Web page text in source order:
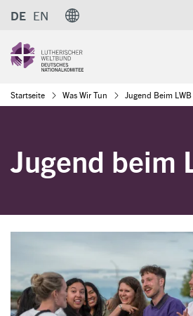
Direkt
zum
Inhalt
DE EN
Pfadnavigation
Startseite Was Wir Tun Jugend Beim LWB
Jugend beim